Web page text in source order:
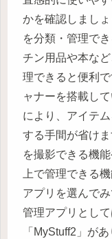
かを確認しまし
を分類・管理で
チン用品や本な
理できると便利
ャナーを搭載し
により、アイテ
する手間が省け
を撮影できる機
上で管理できる
アプリを選んで
管理アプリとし
「MyStuff2」が